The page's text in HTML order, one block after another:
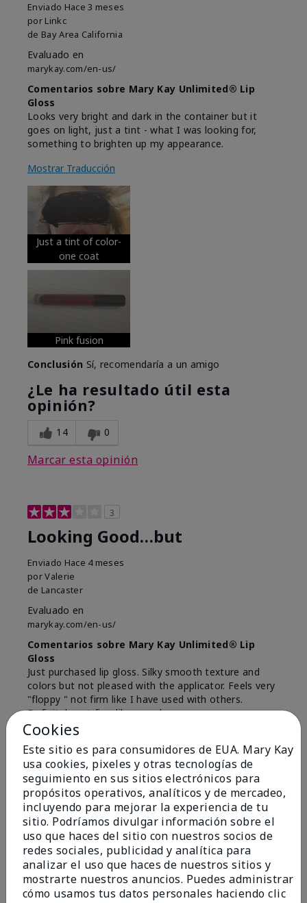
Enviado Hace 3 meses
por Linkc
de Bay Area California
Evaluado en
marykay.com/en-us/
Comentarios sobre Mary Kay Unlimited® Lip
Gloss
Looks very bright and dark in the container but it
goes on light, just a tint - what I was looking for,
something to brighten up my appearance.
Mostrar Traducción
Just a tint of color-
one coat
Pink fusion
Conclusión Sí, recomendaría a un amigo
¿Le ha resultado útil esta
opinión?
14 0
Marcar esta opinión
3
Looking Good…but
Enviado Hace 4 meses
porValerie
de Lancaster
Evaluado en
marykay.com/en-us/
Comentarios sobre Mary Kay Unlimited® Lip
Gloss
Just purchased lip gloss. Silky smooth texture and
colors but not pleased with the applicator. Feels very
"floppy " not firm like I have used with others.
Definitely not firm like samples were.
Mostrar Traducción
ConclusiónSí, recomendaría a un amigo
¿Le ha resultado útil esta
opinión?
8 1
Marcar esta opinión
Cookies
Este sitio es para consumidores de EUA. Mary Kay
usa cookies, pixeles y otras tecnologías de
seguimiento en sus sitios electrónicos para
propósitos operativos, analíticos y de mercadeo,
incluyendo para mejorar la experiencia de tu
sitio. Podríamos divulgar información sobre el
uso que haces del sitio con nuestros socios de
redes sociales, publicidad y analítica para
analizar el uso que haces de nuestros sitios y
mostrarte nuestros anuncios. Puedes administrar
cómo usamos tus datos personales haciendo clic